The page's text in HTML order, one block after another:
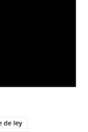
de ley